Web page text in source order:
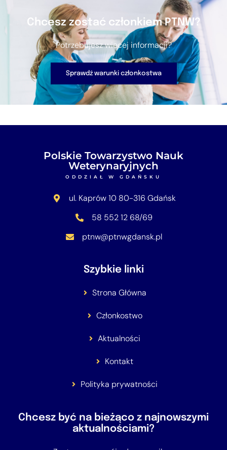
Chcesz zostać członkiem PTNW?
Potrzebujesz więcej informacji?
Sprawdź warunki członkostwa
Polskie Towarzystwo Nauk
Weterynaryjnych
ODDZIAŁ W GDAŃSKU
ul. Kaprów 10 80-316 Gdańsk
58 552 12 68/69
ptnw@ptnwgdansk.pl
Szybkie linki
Strona Główna
Członkostwo
Aktualności
Kontakt
Polityka prywatności
Chcesz być na bieżąco z najnowszymi
aktualnościami?